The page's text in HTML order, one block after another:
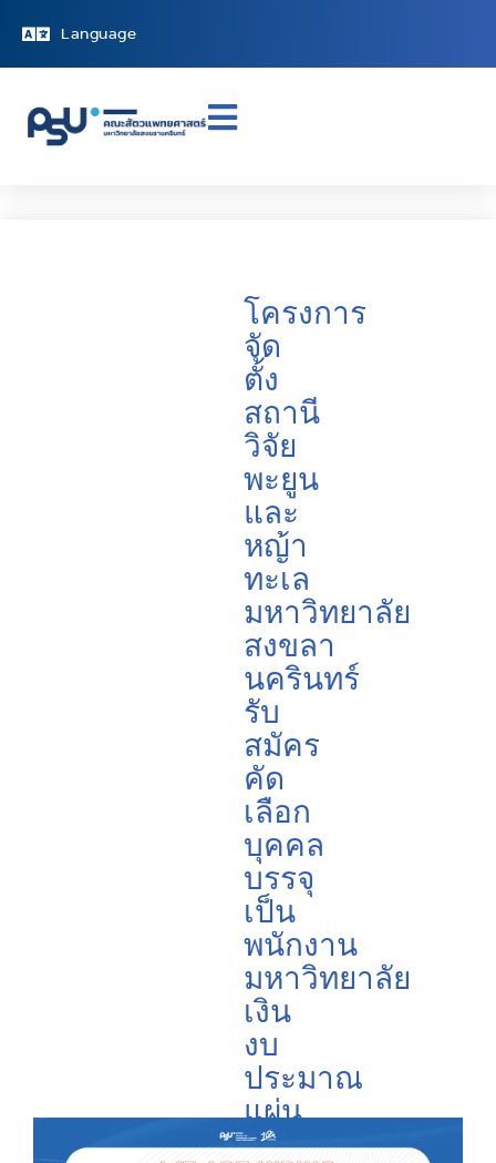
Language
โครงการ
จัด
ตั้ง
สถานี
วิจัย
พะยูน
และ
หญ้า
ทะเล
มหาวิทยาลัย
สงขลา
นครินทร์
รับ
สมัคร
คัด
เลือก
บุคคล
บรรจุ
เป็น
พนักงาน
มหาวิทยาลัย
เงิน
งบ
ประมาณ
แผ่น
ดิน